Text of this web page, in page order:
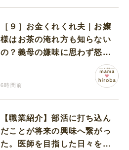
［９］お金くれくれ夫｜お嬢
様はお茶の淹れ方も知らない
の？義母の嫌味に思わず怒り
6時間前
【職業紹介】部活に打ち込ん
だことが将来の興味へ繋がっ
た。医師を目指した日々を振